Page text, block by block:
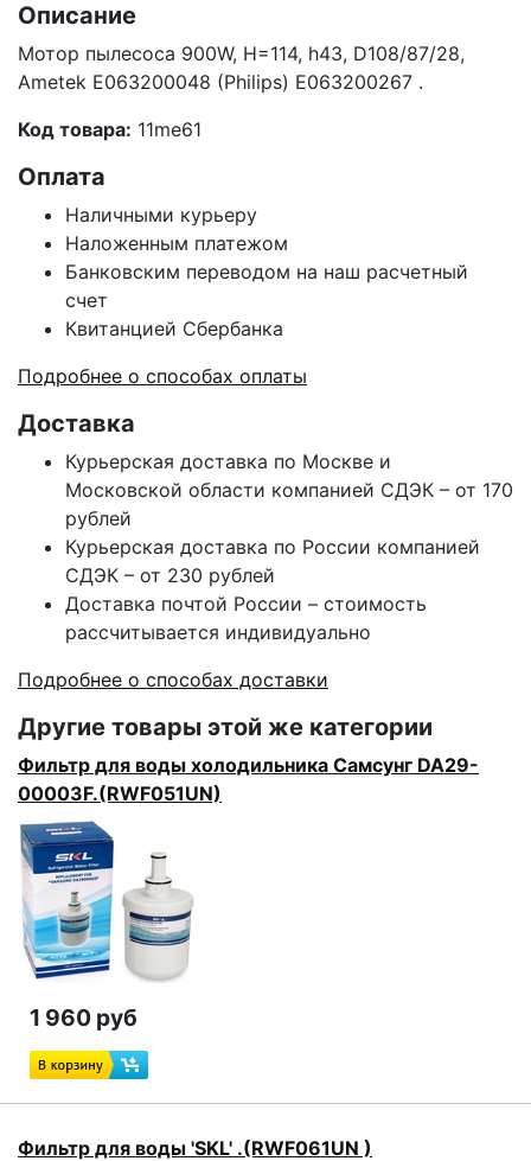
Описание
Мотор пылесоса 900W, H=114, h43, D108/87/28,
Ametek E063200048 (Philips) E063200267 .
Код товара: 11me61
Оплата
Наличными курьеру
Наложенным платежом
Банковским переводом на наш расчетный
счет
Квитанцией Сбербанка
Подробнее о способах оплаты
Доставка
Курьерская доставка по Москве и
Московской области компанией СДЭК – от 170
рублей
Курьерская доставка по России компанией
СДЭК – от 230 рублей
Доставка почтой России – стоимость
рассчитывается индивидуально
Подробнее о способах доставки
Другие товары этой же категории
Фильтр для воды холодильника Самсунг DA29-
00003F.(RWF051UN)
1 960 руб
Фильтр для воды 'SKL' .(RWF061UN )